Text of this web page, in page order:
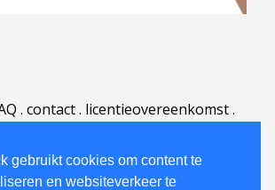
gebruikt cookies om content te
en websiteverkeer te
. contact. licentieovereenkomst.
Español | Português
Nederlands|